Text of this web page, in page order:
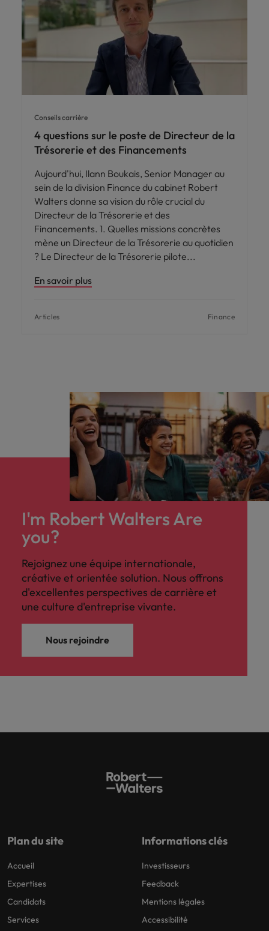
Conseils carrière
4 questions sur le poste de Directeur de la
Trésorerie et des Financements
Aujourd'hui, Ilann Boukais, Senior Manager au
sein de la division Finance du cabinet Robert
Walters donne sa vision du rôle crucial du
Directeur de la Trésorerie et des
Financements. 1. Quelles missions concrètes
mène un Directeur de la Trésorerie au quotidien
? Le Directeur de la Trésorerie pilote
En savoir plus
Articles Finance
I'm Robert Walters Are
you?
Rejoignez une équipe internationale,
créative et orientée solution. Nous offrons
d'excellentes perspectives de carrière et
une culture d'entreprise vivante.
Nous rejoindre
Plan du site
Accueil
Expertises
Candidats
Services
Informations clés
Investisseurs
Feedback
Mentions légales
Accessibilité